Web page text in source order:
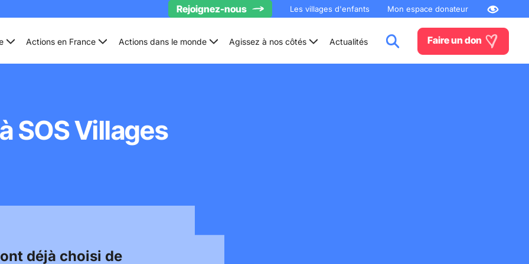
Rejoignez-nous Les villages d'enfants Mon espace donateur
Actions en France Actions dans le monde Agissez à nos côtés Actualités Faire un don
SOS Villages
déjà choisi de